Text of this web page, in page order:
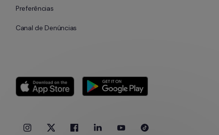
Preferências
Canal de Denúncias